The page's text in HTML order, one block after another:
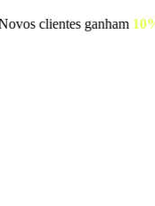
itens + Novos clientes